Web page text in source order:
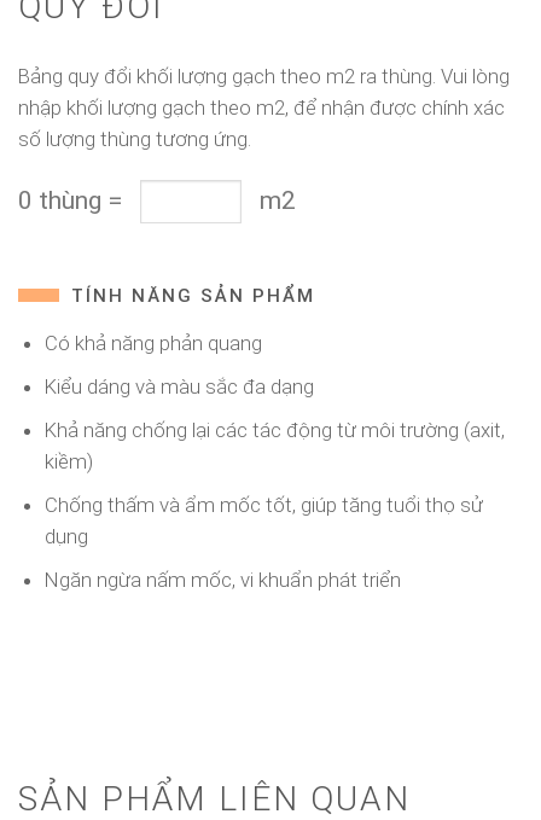
Bảng quy đổi khối lượng gạch theo m2 ra thùng. Vui lòng
nhập khối lượng gạch theo m2, để nhận được chính xác
số lượng thùng tương ứng.
0 thùng = m2
TÍNH NĂNG SẢN PHẨM
Có khả năng phản quang
Kiểu dáng và màu sắc đa dạng
Khả năng chống lại các tác động từ môi trường (axit,
kiềm)
Chống thấm và ẩm mốc tốt, giúp tăng tuổi thọ sử
dụng
Ngăn ngừa nấm mốc, vi khuẩn phát triển
SẢN PHẨM LIÊN QUAN